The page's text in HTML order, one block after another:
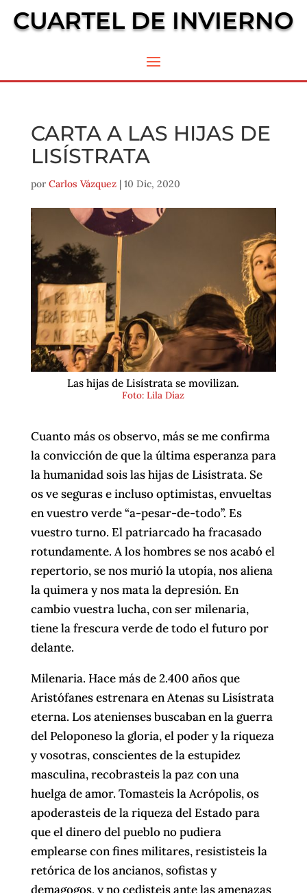
CUARTEL DE INVIERNO
CARTA A LAS HIJAS DE
LISÍSTRATA
por Carlos Vázquez| 10 Dic, 2020
Las hijas de Lisístrata se movilizan.
Foto: Lila Díaz
Cuanto más os observo, más se me confirma
la convicción de que la última esperanza para
la humanidad sois las hijas de Lisístrata. Se
os ve seguras e incluso optimistas, envueltas
en vuestro verde “a-pesar-de-todo”. Es
vuestro turno. El patriarcado ha fracasado
rotundamente. A los hombres se nos acabó el
repertorio, se nos murió la utopía, nos aliena
la quimera y nos mata la depresión. En
cambio vuestra lucha, con ser milenaria,
tiene la frescura verde de todo el futuro por
delante.
Milenaria. Hace más de 2.400 años que
Aristófanes estrenara en Atenas su Lisístrata
eterna. Los atenienses buscaban en la guerra
del Peloponeso la gloria, el poder y la riqueza
y vosotras, conscientes de la estupidez
masculina, recobrasteis la paz con una
huelga de amor. Tomasteis la Acrópolis, os
apoderasteis de la riqueza del Estado para
que el dinero del pueblo no pudiera
emplearse con fines militares, resististeis la
retórica de los ancianos, sofistas y
demagogos, y no cedisteis ante las amenazas